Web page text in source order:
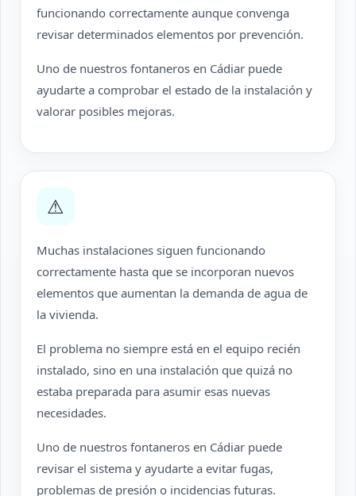
funcionando correctamente aunque convenga
revisar determinados elementos por prevención.
Uno de nuestros fontaneros en Cádiar puede
ayudarte a comprobar el estado de la instalación y
valorar posibles mejoras.
⚠
Muchas instalaciones siguen funcionando
correctamente hasta que se incorporan nuevos
elementos que aumentan la demanda de agua de
la vivienda.
El problema no siempre está en el equipo recién
instalado, sino en una instalación que quizá no
estaba preparada para asumir esas nuevas
necesidades.
Uno de nuestros fontaneros en Cádiar puede
revisar el sistema y ayudarte a evitar fugas,
problemas de presión o incidencias futuras.